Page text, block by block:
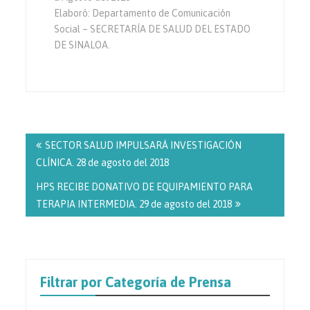
Elaboró: Departamento de Comunicación
Social – SECRETARÍA DE SALUD DEL ESTADO
DE SINALOA.
de
entradas
SECTOR SALUD IMPULSARÁ INVESTIGACIÓN
CLÍNICA. 28 de agosto del 2018
HPS RECIBE DONATIVO DE EQUIPAMIENTO PARA
TERAPIA INTERMEDIA. 29 de agosto del 2018
Filtrar por Categoría de Prensa